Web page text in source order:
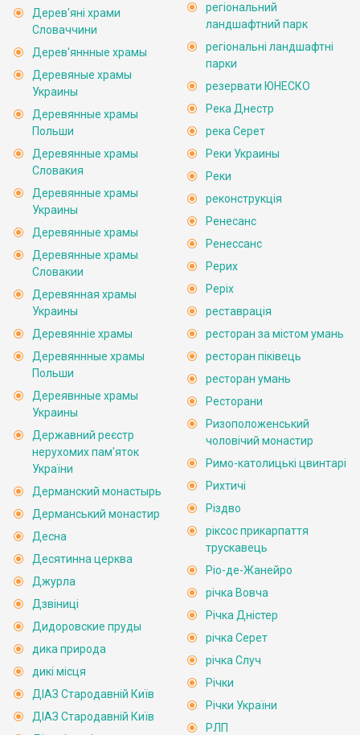
Дерев'яні храми
Словаччини
Дерев'яннные храмы
Деревяные храмы
Украины
Деревянные храмы
Польши
Деревянные храмы
Словакия
Деревянные храмы
Украины
Деревянные храмы
Деревянные храмы
Словакии
Деревянная храмы
Украины
Деревянніе храмы
Деревяннные храмы
Польши
Дереявнные храмы
Украины
Державний реєстр
нерухомих пам'яток
України
Дерманский монастырь
Дерманський монастир
Десна
Десятинна церква
Джурла
Дзвіниці
Дидоровские пруды
дика природа
дикі місця
ДІАЗ Стародавній Київ
ДІАЗ Стародавній Київ
регіональний
ландшафтний парк
регіональні ландшафтні
парки
резервати ЮНЕСКО
Река Днестр
река Серет
Реки Украины
Реки
реконструкція
Ренесанс
Ренессанс
Рерих
Реріх
реставрація
ресторан за містом умань
ресторан піківець
ресторан умань
Ресторани
Ризоположенський
чоловічий монастир
Римо-католицькі цвинтарі
Рихтичі
Різдво
ріксос прикарпаття
трускавець
Ріо-де-Жанейро
річка Вовча
Річка Дністер
річка Серет
річка Случ
Річки
Річки України
РЛП